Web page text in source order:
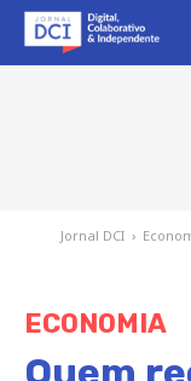
Jornal DCI ›
ECONOMIA